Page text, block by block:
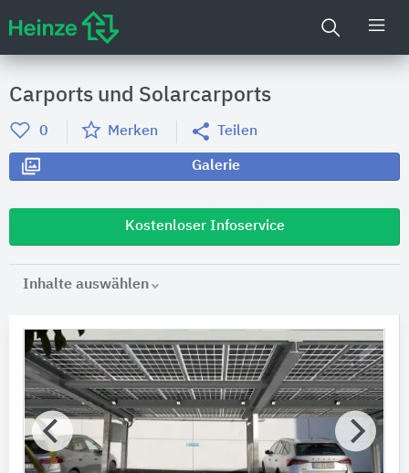
Carports und Solarcarports
0 Merken Teilen
Galerie
Kostenloser Infoservice
Inhalte auswählen